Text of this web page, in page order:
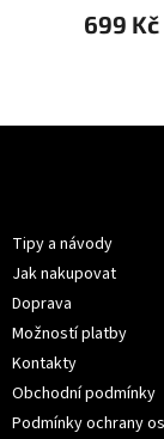
699 Kč
Tipy a návody
Jak nakupovat
Doprava
Možností platby
Kontakty
Obchodní podmínky
Podmínky ochrany